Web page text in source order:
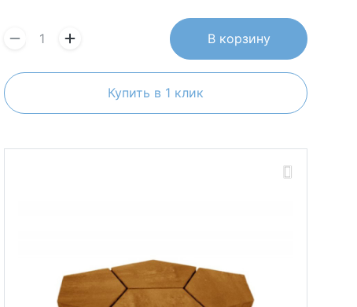
В корзину
Купить в 1 клик